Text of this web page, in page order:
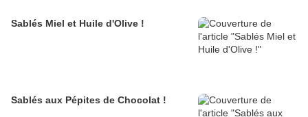
Sablés Miel et Huile d'Olive !
Sablés aux Pépites de Chocolat !